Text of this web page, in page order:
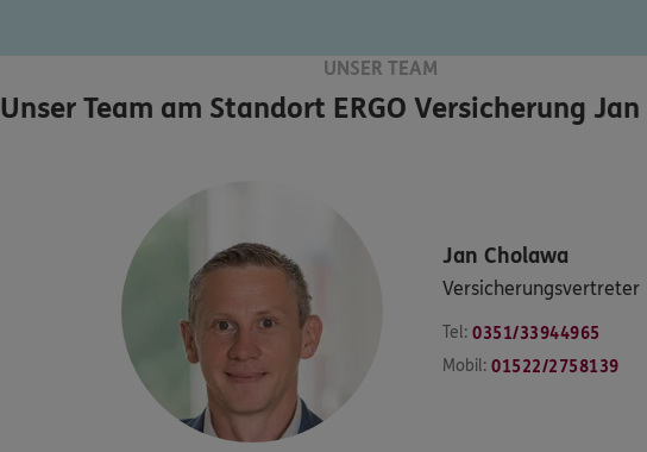
UNSER TEAM
Unser Team am Standort ERGO Versicherung
Jan Cholawa
Versicherungsvertreter
Tel: 0351/33944965
Mobil: 01522/2758139